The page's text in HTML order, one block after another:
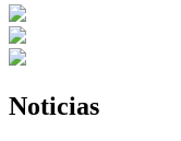
Noticias